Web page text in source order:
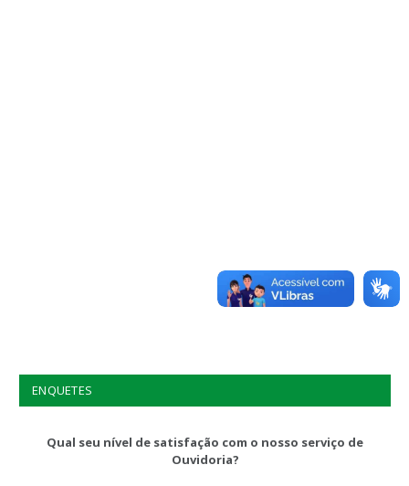
ENQUETES
Qual seu nível de satisfação com o nosso serviço de
Ouvidoria?